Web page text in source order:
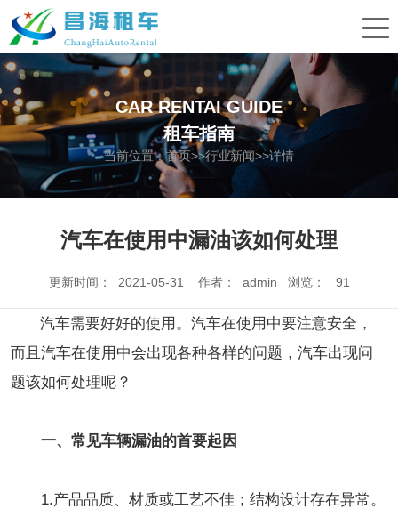
CAR RENTAI GUIDE
租车指南
当前位置：首页>>行业新闻>>详情
汽车在使用中漏油该如何处理
更新时间： 2021-05-31 作者： admin 浏览： 91
汽车需要好好的使用。汽车在使用中要注意安全，
而且汽车在使用中会出现各种各样的问题，汽车出现问
题该如何处理呢？
一、常见车辆漏油的首要起因
1.产品品质、材质或工艺不佳；结构设计存在异常。